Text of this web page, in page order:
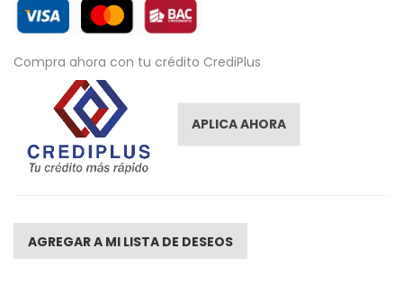
Compra ahora con tu crédito CrediPlus
APLICA AHORA
AGREGAR A MI LISTA DE DESEOS